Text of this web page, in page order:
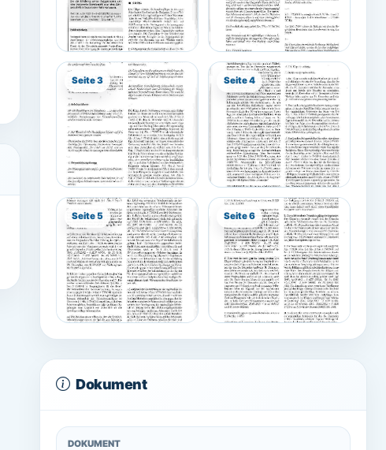
Seite 3 Seite 4
Seite 5 Seite 6
Dokument
DOKUMENT